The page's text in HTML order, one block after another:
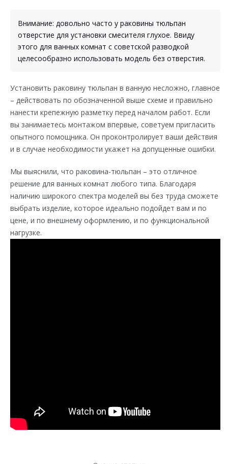
Внимание: довольно часто у раковины тюльпан
отверстие для установки смесителя глухое. Ввиду
этого для ванных комнат с советской разводкой
целесообразно использовать модель без отверстия.
Установить раковину тюльпан в ванную несложно, главное
– действовать по обозначенной выше схеме и правильно
нанести крепежную разметку перед началом работ. Если
вы занимаетесь монтажом впервые, советуем пригласить
опытного помощника. Он проконтролирует ваши действия
и в случае необходимости укажет на допущенные ошибки.
Мы выяснили, что раковина-тюльпан – это отличное
решение для ванных комнат любого типа. Благодаря
наличию широкого спектра моделей вы без труда сможете
выбрать изделие, которое идеально подойдет вам и по
цене, и по внешнему оформлению, и по функциональной
нагрузке.